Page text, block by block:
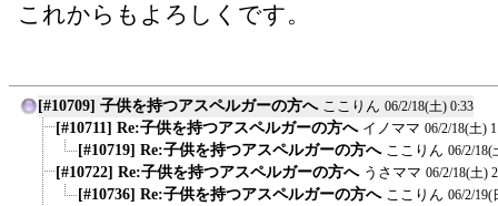
これからもよろしくです。
[#10709] 子供を持つアスペルガーの方へ ここりん 06/2/18(土) 0:33
[#10711] Re:子供を持つアスペルガーの方へ イノママ 06/2/18(土)
[#10719] Re:子供を持つアスペルガーの方へ ここりん 06/2/18(
[#10722] Re:子供を持つアスペルガーの方へ うさママ 06/2/18(土)
[#10736] Re:子供を持つアスペルガーの方へ ここりん 06/2/19(